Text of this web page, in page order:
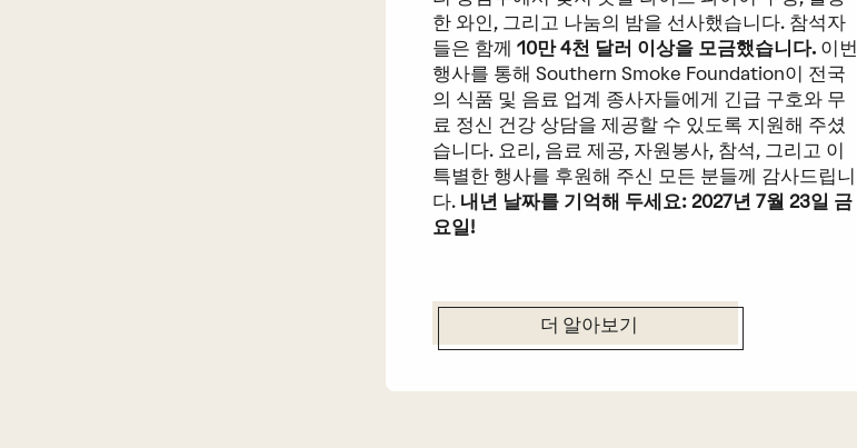
한 와인, 그리고 나눔의 밤을 선사했습니다. 참석자
들은 함께 10만 4천 달러 이상을 모금했습니다.이번
행사를 통해 Southern Smoke Foundation이 전국
의 식품 및 음료 업계 종사자들에게 긴급 구호와 무
료 정신 건강 상담을 제공할 수 있도록 지원해 주셨
습니다. 요리, 음료 제공, 자원봉사, 참석, 그리고 이
특별한 행사를 후원해 주신 모든 분들께 감사드립니
다. 내년 날짜를 기억해 두세요: 2027년 7월 23일 금
요일!
더 알아보기